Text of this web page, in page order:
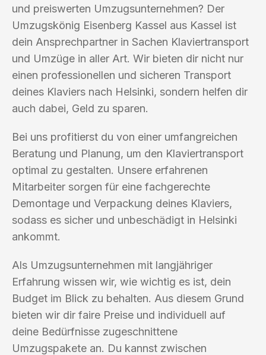
und preiswerten Umzugsunternehmen? Der
Umzugskönig Eisenberg Kassel aus Kassel ist
dein Ansprechpartner in Sachen Klaviertransport
und Umzüge in aller Art. Wir bieten dir nicht nur
einen professionellen und sicheren Transport
deines Klaviers nach Helsinki, sondern helfen dir
auch dabei, Geld zu sparen.
Bei uns profitierst du von einer umfangreichen
Beratung und Planung, um den Klaviertransport
optimal zu gestalten. Unsere erfahrenen
Mitarbeiter sorgen für eine fachgerechte
Demontage und Verpackung deines Klaviers,
sodass es sicher und unbeschädigt in Helsinki
ankommt.
Als Umzugsunternehmen mit langjähriger
Erfahrung wissen wir, wie wichtig es ist, dein
Budget im Blick zu behalten. Aus diesem Grund
bieten wir dir faire Preise und individuell auf
deine Bedürfnisse zugeschnittene
Umzugspakete an. Du kannst zwischen